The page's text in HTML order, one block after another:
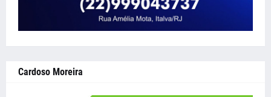
Cardoso Moreira